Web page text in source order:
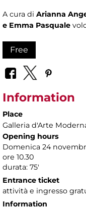
A cura di Arianna
e Emma Pasquale
Free
Information
Place
Galleria d'Arte
Opening hours
Domenica 24
ore 10.30
durata: 75'
Entrance ticket
attività e ingresso
Information